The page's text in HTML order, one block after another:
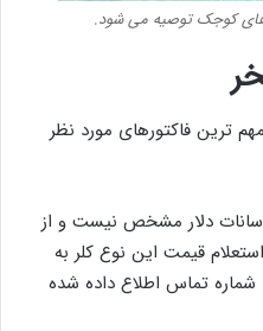
کوجک توصیه می شود.
ترین فاکتورهای مورد نظر
دلار مشخص نیست و از
قیمت این نوع کلر به
تماس اطلاع داده شده